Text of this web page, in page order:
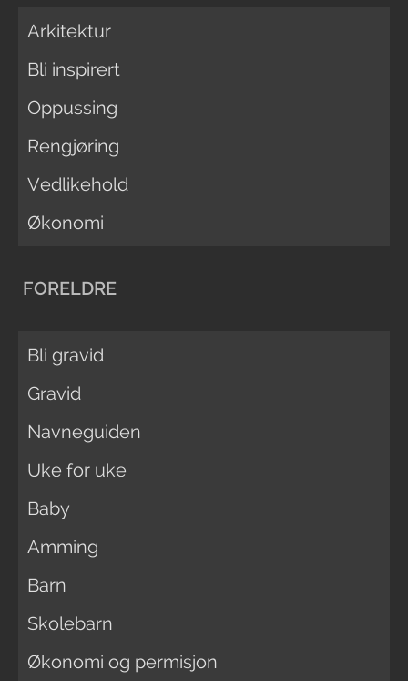
Arkitektur
Bli inspirert
Oppussing
Rengjøring
Vedlikehold
Økonomi
FORELDRE
Bli gravid
Gravid
Navneguiden
Uke for uke
Baby
Amming
Barn
Skolebarn
Økonomi og permisjon